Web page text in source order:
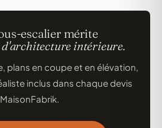
escalier mérite
intérieure.
plans en coupe et en élévation,
inclus dans chaque devis
MaisonFabrik.